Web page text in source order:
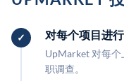
对每个项目进
UpMarket 对每
职调查。